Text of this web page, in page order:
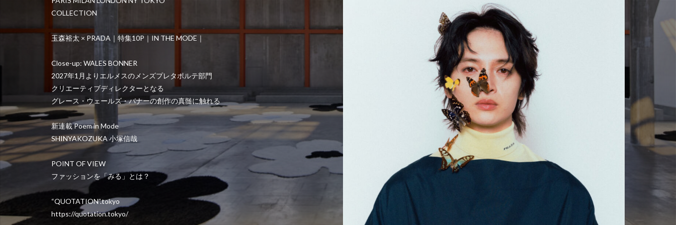
COLLECTION
玉森裕太 × PRADA｜特集10P｜IN THE MODE｜
Close-up: WALES BONNER
2027年1月よりエルメスのメンズプレタポルテ部門
クリエーティブディレクターとなる
グレース・ウェールズ・バナーの創作の真髄に触れる
新連載 Poem in Mode
SHINYAKOZUKA 小塚信哉
POINT OF VIEW
ファッションを「みる」とは？
“QUOTATION”.tokyo
https://quotation.tokyo/